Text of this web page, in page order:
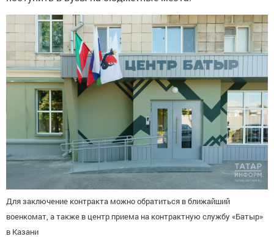
Для заключение контракта можно обратиться в ближайший
военкомат, а также в центр приема на контрактную службу «Батыр»
в Казани